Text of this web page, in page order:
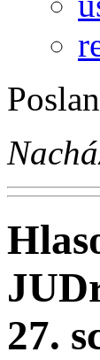
27.